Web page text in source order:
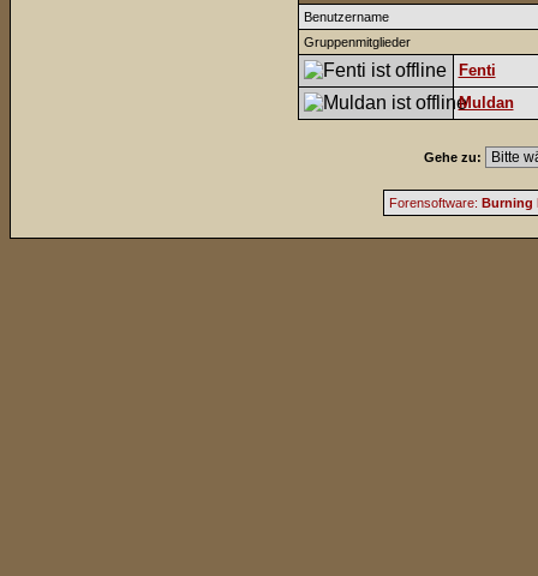
Benutzername
Gruppenmitglieder
Fenti
Muldan
Gehe zu:
Forensoftware: Burning